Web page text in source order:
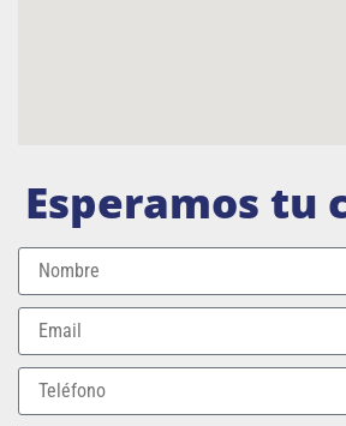
Esperamos tu